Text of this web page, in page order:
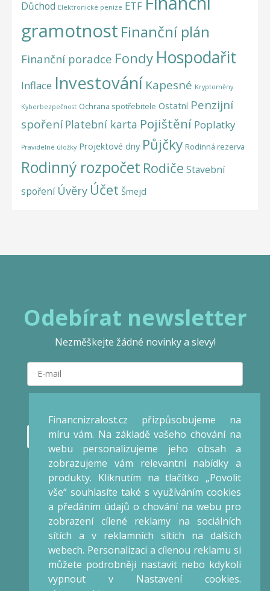
Důchod Elektronické peníze ETF
gramotnost Finanční plán
Finanční poradce Fondy Hospodařit
Inflace Investování Kapesné Kryptoměny
Kyberbezpečnost Ochrana spotřebitele Ostatní Penzijní
spoření Platební karta Pojištění Poplatky
Pravidelné úložky Projektové dny Půjčky Rodinná rezerva
Rodinný rozpočet Rodiče Stavební
spoření Úvěry Účet Šmejd
Odebírat newsletter
Nezměškejte žádné novinky a slevy!
Přihlásit se
Veronika Kalátová
Konzultant / Lektor
Praha
IČO: 66868475
Obchod
Obchodní podmínky
Financnizralost.cz přizpůsobujeme na
míru vám. Na základě vašeho chování na
webu personalizujeme jeho obsah a
zobrazujeme vám relevantní nabídky a
produkty. Kliknutím na tlačítko „Povolit
vše“ souhlasíte také s využíváním cookies
a předáním údajů o chování na webu pro
zobrazení cílené reklamy na sociálních
sítích a v reklamních sítích na dalších
webech. Personalizaci a cílenou reklamu si
můžete podrobněji nastavit nebo kdykoli
vypnout v Nastavení cookies.